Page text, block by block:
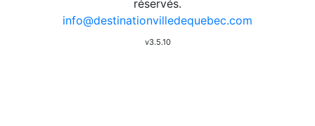
réservés.
info@destinationvilledequebec.com
v3.5.10